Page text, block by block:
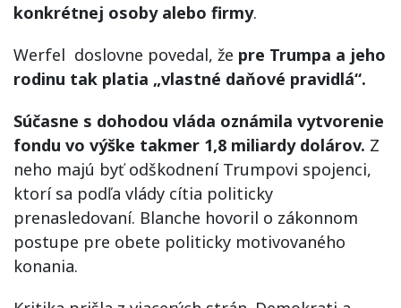
konkrétnej osoby alebo firmy.
Werfel doslovne povedal, že pre Trumpa a jeho
rodinu tak platia „vlastné daňové pravidlá“.
Súčasne s dohodou vláda oznámila vytvorenie
fondu vo výške takmer 1,8 miliardy dolárov. Z
neho majú byť odškodnení Trumpovi spojenci,
ktorí sa podľa vlády cítia politicky
prenasledovaní. Blanche hovoril o zákonnom
postupe pre obete politicky motivovaného
konania.